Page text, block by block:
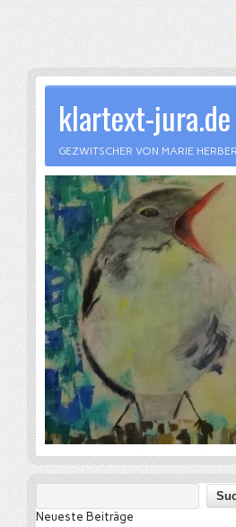
klartext-jura.de
GEZWITSCHER VON MARIE
Neueste Beiträge